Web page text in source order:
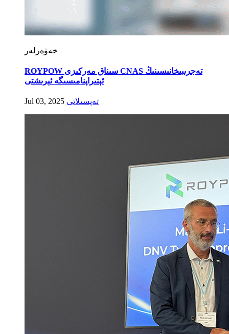
خەۋەرلەر
ROYPOW سىناق مەركىزى CNAS تەجرىبىخانىسىنىڭ
ئېتىراپنامىسىگە ئېرىشتى
Jul 03, 2025 تەپسىلاتى